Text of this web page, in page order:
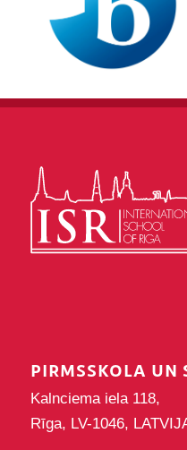
PIRMSSKOLA UN
Kalnciema iela 118,
Rīga, LV-1046,